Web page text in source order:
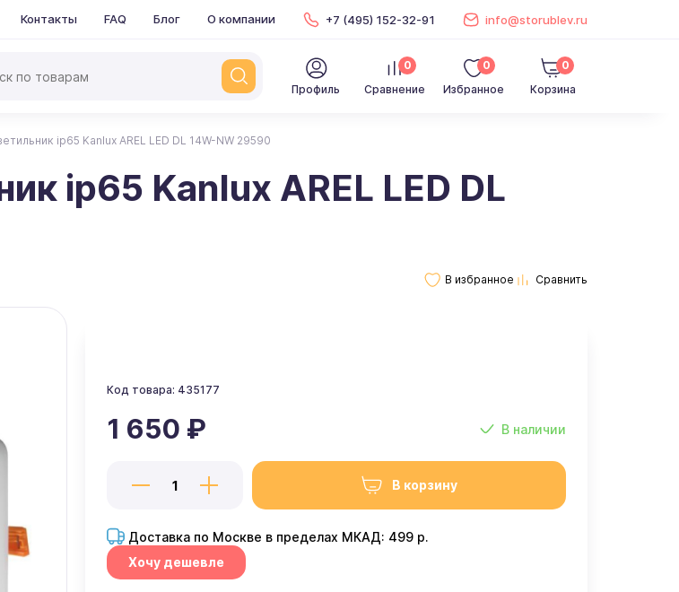
Контакты FAQ Блог О компании +7 (495) 152-32-91 info@storublev.ru
Профиль Сравнение
0
Избранное
0
Корзина
0
ip65 Kanlux AREL LED DL 14W-NW 29590
ip65 Kanlux AREL LED DL
Код товара: 435177
В наличии
1 650 ₽
В корзину
Доставка по Москве в пределах МКАД: 499 р.
Хочу дешевле